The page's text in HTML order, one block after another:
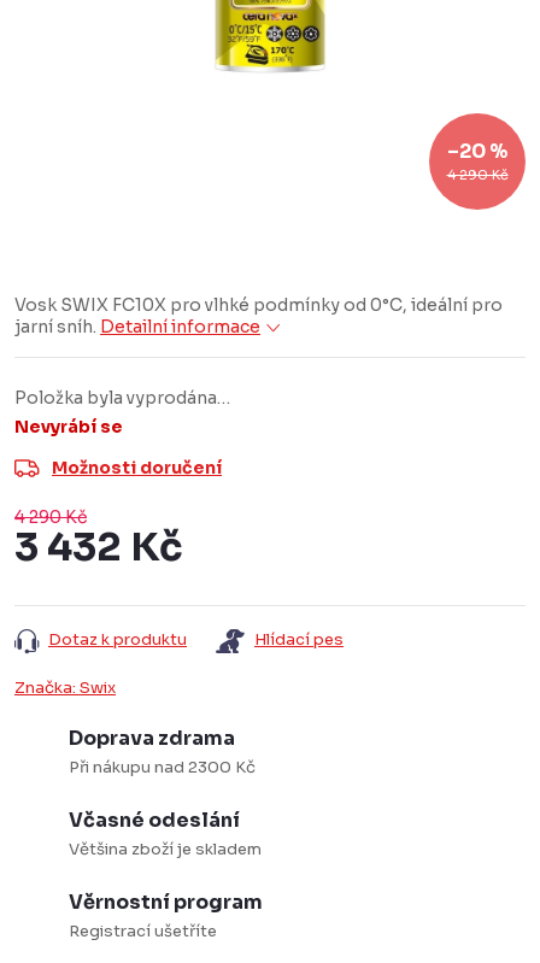
4 290 Kč
–20 %
Vosk SWIX FC10X pro vlhké podmínky od 0°C, ideální pro
jarní sníh. Detailní informace
Položka byla vyprodána…
Nevyrábí se
Možnosti doručení
4 290 Kč
3 432 Kč
Dotaz k produktu Hlídací pes
Značka: Swix
Doprava zdrama
Při nákupu nad 2300 Kč
Včasné odeslání
Většina zboží je skladem
Věrnostní program
Registrací ušetříte